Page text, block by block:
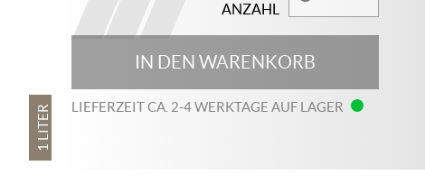
1 LITER
ANZAHL
IN DEN WARENKORB
LIEFERZEIT CA. 2-4 WERKTAGE AUF LAGER